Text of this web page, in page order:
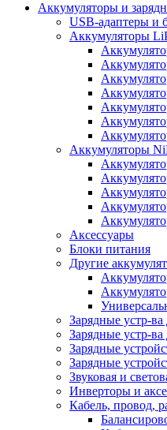
Аккумуляторы и
USB-адаптеры и
Аккумуляторы
Аккумуляторы
Аксессуары
Блоки питания
Другие
Зарядные устр-
Зарядные устр-
Зарядные
Зарядные
Звуковая и
Инверторы и
Кабель, провод,